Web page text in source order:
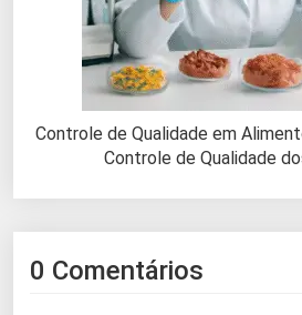
Controle de Qualidade em
Controle de Qualidade
0 Comentários